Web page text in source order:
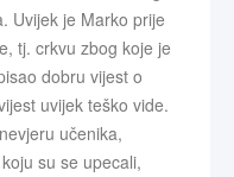
Uvijek je Marko prije
tj. crkvu zbog koje je
dobru vijest o
uvijek teško vide.
učenika,
su se upecali,